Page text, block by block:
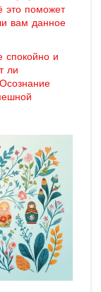
это поможет
вам данное
спокойно и
ли